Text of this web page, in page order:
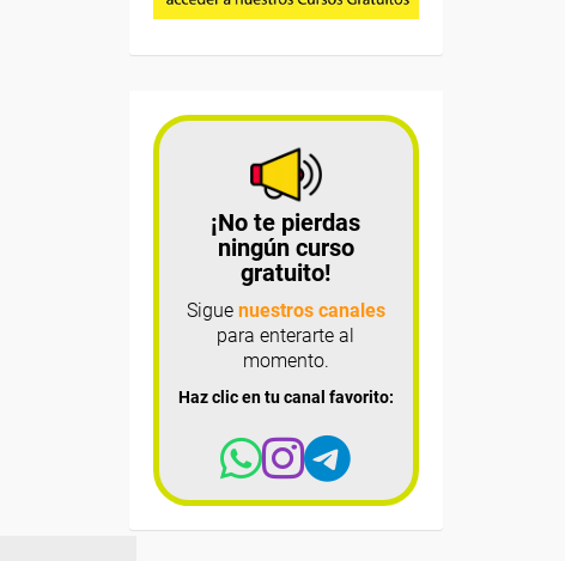
¡No te pierdas
ningún curso
gratuito!
Sigue nuestros canales
para enterarte al
momento.
Haz clic en tu canal favorito: